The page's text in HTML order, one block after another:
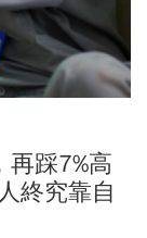
踩7%高
終究靠自